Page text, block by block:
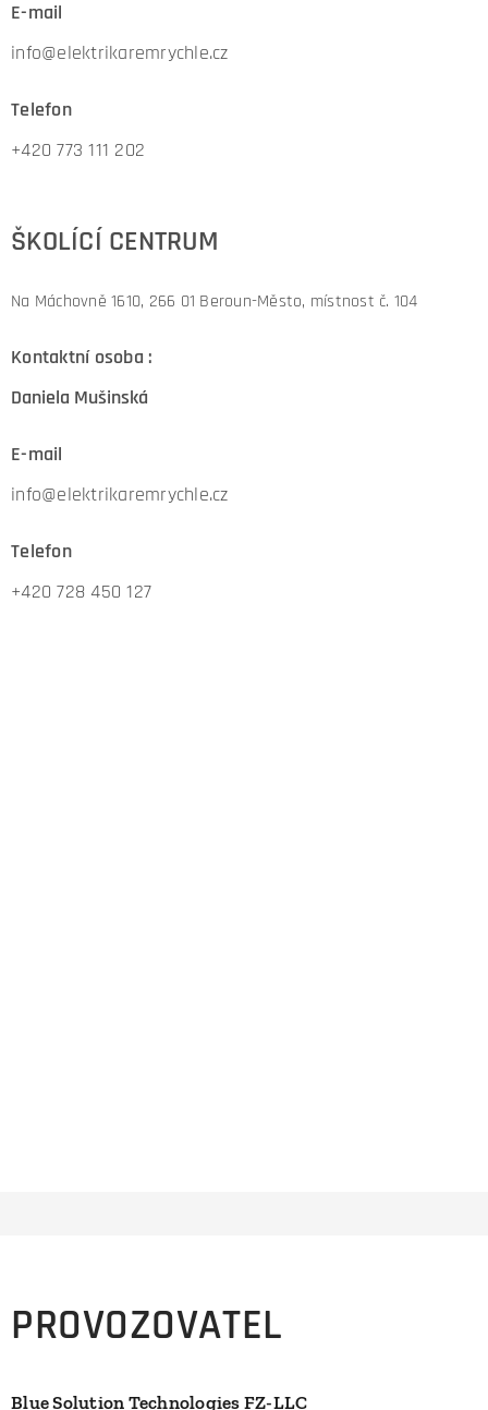
E-mail
info@elektrikaremrychle.cz
Telefon
+420 773 111 202
ŠKOLÍCÍ CENTRUM
Na Máchovně 1610, 266 01 Beroun-Město, místnost č. 104
Kontaktní osoba :
Daniela Mušinská
E-mail
info@elektrikaremrychle.cz
Telefon
+420 728 450 127
PROVOZOVATEL
Blue Solution Technologies FZ-LLC